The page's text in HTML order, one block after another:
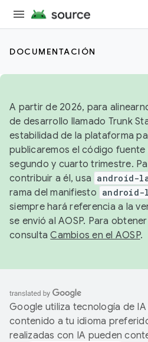
DOCUMENTACIÓN
A partir de 2026, para
de desarrollo llamado Trunk
estabilidad de la plataforma
publicaremos el código fuente
segundo y cuarto trimestre.
contribuir a él, usa android-
rama del manifiesto
siempre hará referencia a la
se envió al AOSP. Para
consultaCambios en el AOSP.
Google utiliza tecnología de
contenido a tu idioma
realizadas con IA pueden